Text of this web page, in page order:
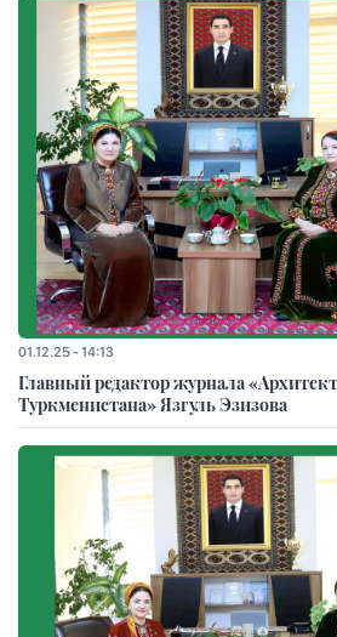
01.12.25 - 14:13
Главный редактор журнала
Туркменистана» Язгуль Эзизова